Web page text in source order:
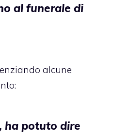
al funerale di
alcune
ha potuto dire